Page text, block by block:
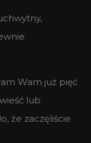
Wam już pięć
lub
że zaczęliście